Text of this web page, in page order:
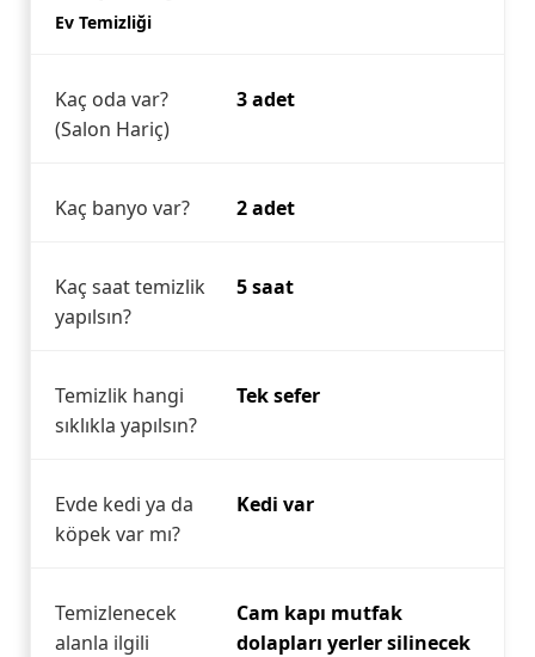
Ev Temizliği
Kaç oda var?
(Salon Hariç)
3 adet
Kaç banyo var? 2 adet
Kaç saat temizlik
yapılsın?
5 saat
Temizlik hangi
sıklıkla yapılsın?
Tek sefer
Evde kedi ya da
köpek var mı?
Kedi var
Temizlenecek
alanla ilgili
Cam kapı mutfak
dolapları yerler silinecek